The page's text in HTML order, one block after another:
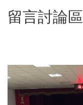
留言討論區